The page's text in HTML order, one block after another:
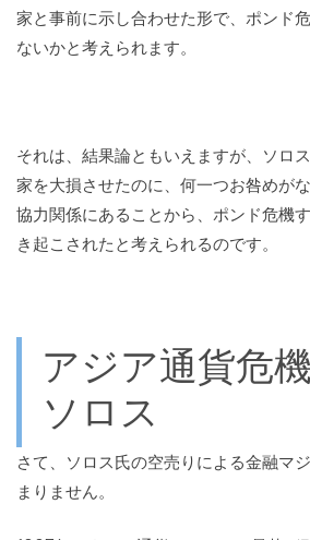
家と事前に示し合わせた形で、ポンド
ないかと考えられます。
それは、結果論ともいえますが、ソロ
家を大損させたのに、何一つお咎めが
協力関係にあることから、ポンド危機
き起こされたと考えられるのです。
アジア通貨危
ソロス
さて、ソロス氏の空売りによる金融マ
まりません。